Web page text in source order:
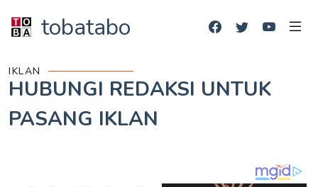
tobatabo
IKLAN
HUBUNGI REDAKSI UNTUK
PASANG IKLAN